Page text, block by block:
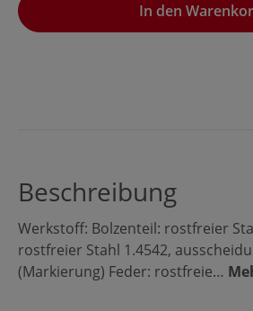
In den
Beschreibung
Werkstoff: Bolzenteil: rostfreier
rostfreier Stahl 1.4542,
(Markierung) Feder: rostfreie…